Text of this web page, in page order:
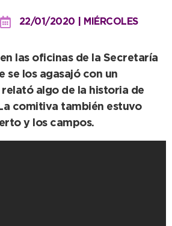
22/01/2020 | MIÉRCOLES
las oficinas de la Secretaría
se los agasajó con un
relató algo de la historia de
comitiva también estuvo
y los campos.